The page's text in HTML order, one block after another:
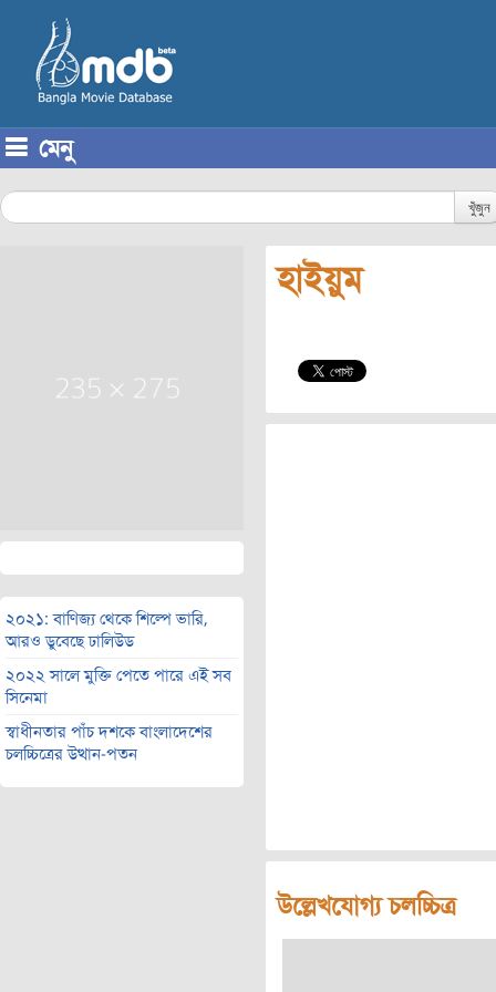
মেনু
খুঁজুন
২০২১: বাণিজ্য থেকে শিল্পে ভারি,
আরও ডুবেছে ঢালিউড
২০২২ সালে মুক্তি পেতে পারে এই সব
সিনেমা
স্বাধীনতার পাঁচ দশকে বাংলাদেশের
চলচ্চিত্রের উত্থান-পতন
হাইয়ুম
উল্লেখযোগ্য চলচ্চিত্র